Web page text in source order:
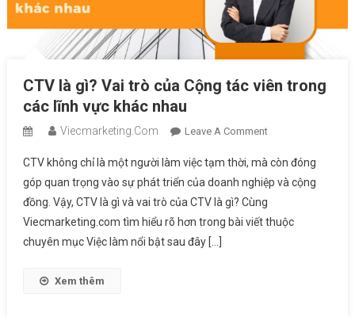
CTV là gì? Vai trò của Cộng tác viên trong
các lĩnh vực khác nhau
Viecmarketing.com Leave A CommentOn
Là
Gì?
Vai
Trò
CTV không chỉ là một người làm việc tạm thời, mà còn đóng
góp quan trọng vào sự phát triển của doanh nghiệp và cộng
đồng. Vậy, CTV là gì và vai trò của CTV là gì? Cùng
Viecmarketing.com tìm hiểu rõ hơn trong bài viết thuộc
chuyên mục Việc làm nổi bật sau đây […]
Xem thêm